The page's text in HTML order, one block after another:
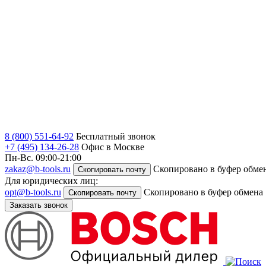
8 (800) 551-64-92 Бесплатный звонок
+7 (495) 134-26-28 Офис в Москве
Пн-Вс. 09:00-21:00
zakaz@b-tools.ru
Скопировать почту
Скопировано в буфер
Для юридических лиц:
opt@b-tools.ru
Скопировать почту Скопировано в буфер обмена
Заказать звонок